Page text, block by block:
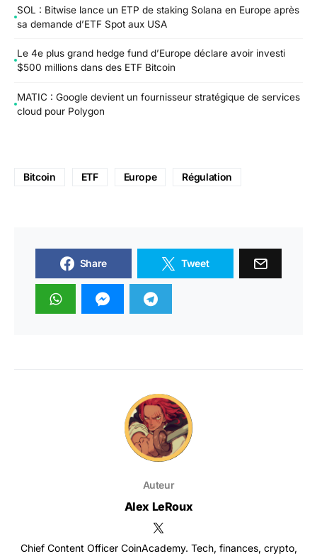
SOL : Bitwise lance un ETP de staking Solana en Europe après
sa demande d’ETF Spot aux USA
Le 4e plus grand hedge fund d’Europe déclare avoir investi
$500 millions dans des ETF Bitcoin
MATIC : Google devient un fournisseur stratégique de services
cloud pour Polygon
Bitcoin ETF Europe Régulation
Share Tweet
Auteur
Alex LeRoux
Chief Content Officer CoinAcademy. Tech, finances, crypto,